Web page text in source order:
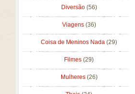
Diversão (56)
Viagens (36)
Coisa de Meninos Nada (29)
Filmes (29)
Mulheres (26)